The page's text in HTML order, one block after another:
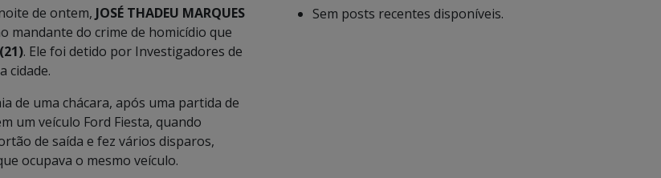
de ontem, JOSÉ THADEU MARQUES
mandante do crime de homicídio que
. Ele foi detido por Investigadores de
cidade.
de uma chácara, após uma partida de
um veículo Ford Fiesta, quando
de saída e fez vários disparos,
ocupava o mesmo veículo.
Sem posts recentes disponíveis.